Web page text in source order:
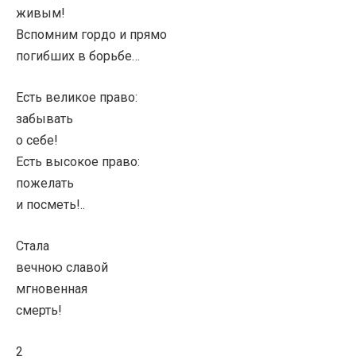
живым!
Вспомним гордо и прямо
погибших в борьбе…
Есть великое право:
забывать
о себе!
Есть высокое право:
пожелать
и посметь!..
Стала
вечною славой
мгновенная
смерть!
2